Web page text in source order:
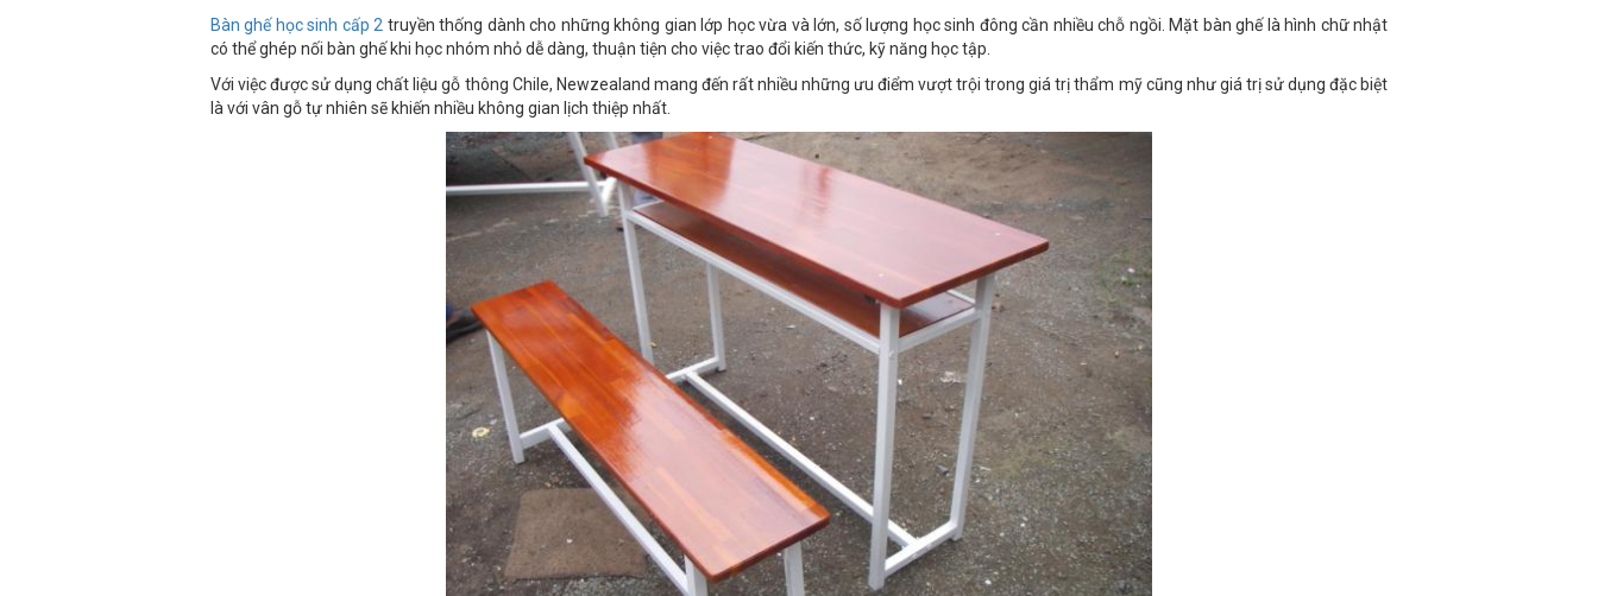
Bàn ghế học sinh cấp 2 truyền thống dành cho những không gian lớp học vừa và lớn, số lượng học sinh đông cần nhiều chỗ ngồi. Mặt bàn ghế là hình chữ nhật
có thể ghép nối bàn ghế khi học nhóm nhỏ dễ dàng, thuận tiện cho việc trao đổi kiến thức, kỹ năng học tập.
Với việc được sử dụng chất liệu gỗ thông Chile, Newzealand mang đến rất nhiều những ưu điểm vượt trội trong giá trị thẩm mỹ cũng như giá trị sử dụng đặc biệt
là với vân gỗ tự nhiên sẽ khiến nhiều không gian lịch thiệp nhất.